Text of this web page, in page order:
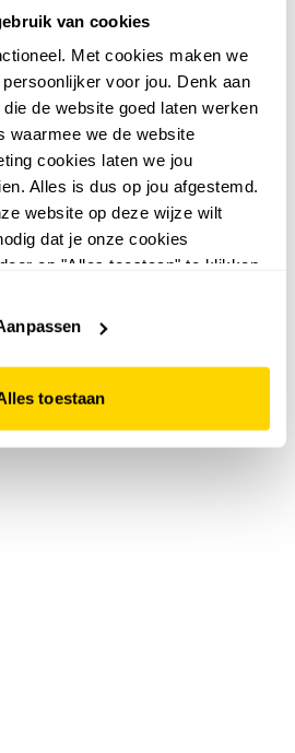
van cookies
Met cookies maken we
voor jou. Denk aan
de website goed laten werken
waarmee we de website
cookies laten we jou
Alles is dus op jou afgestemd.
website op deze wijze wilt
dat je onze cookies
op "Alles toestaan" te klikken.
toestaan